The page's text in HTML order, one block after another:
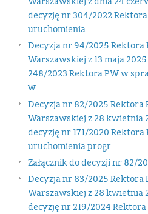
decyzję nr 304/2022
uruchomienia...
Decyzja nr 94/2025
Warszawskiej z 13 maja
248/2023 Rektora PW w
w...
Decyzja nr 82/2025 Rektora
Warszawskiej z 28 kwietnia
decyzję nr 171/2020
uruchomienia progr...
Załącznik do decyzji nr 82/
Decyzja nr 83/2025 Rektora
Warszawskiej z 28 kwietnia
decyzję nr 219/2024